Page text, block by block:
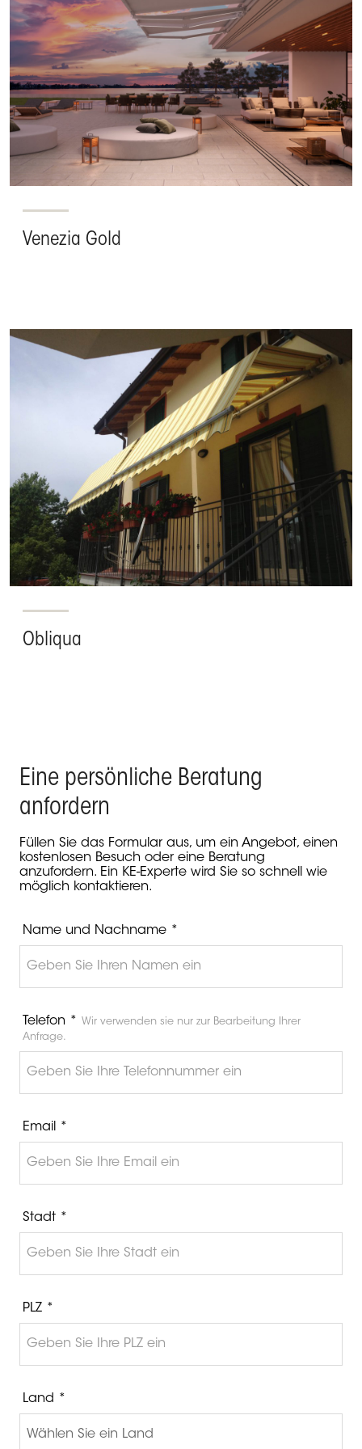
Venezia Gold
Obliqua
Eine persönliche Beratung
anfordern
Füllen Sie das Formular aus, um ein Angebot, einen
kostenlosen Besuch oder eine Beratung
anzufordern. Ein KE-Experte wird Sie so schnell wie
möglich kontaktieren.
Name und Nachname *
Telefon *
Wir verwenden sie nur zur Bearbeitung Ihrer
Anfrage.
Email *
Stadt *
PLZ *
Land *